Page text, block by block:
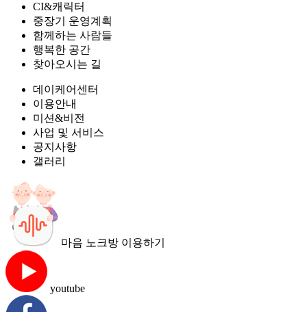
CI&캐릭터
중장기 운영계획
함께하는 사람들
행복한 공간
찾아오시는 길
데이케어센터
이용안내
미션&비전
사업 및 서비스
공지사항
갤러리
마음 노크방 이용하기
youtube